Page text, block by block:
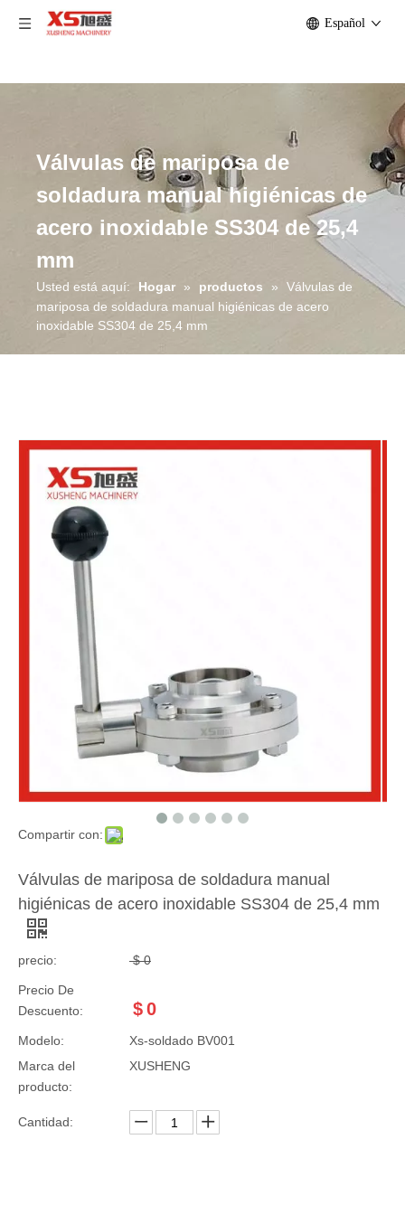
Español
Válvulas de mariposa de
soldadura manual higiénicas de
acero inoxidable SS304 de 25,4
mm
Usted está aquí: Hogar » productos »
Válvulas de
mariposa de soldadura manual higiénicas de acero
inoxidable SS304 de 25,4 mm
Compartir con:
Válvulas de mariposa de soldadura manual
higiénicas de acero inoxidable SS304 de 25,4 mm
precio: $ 0
Precio De
Descuento:
$0
Modelo:
Xs-soldado BV001
Marca del
producto:
XUSHENG
Cantidad: